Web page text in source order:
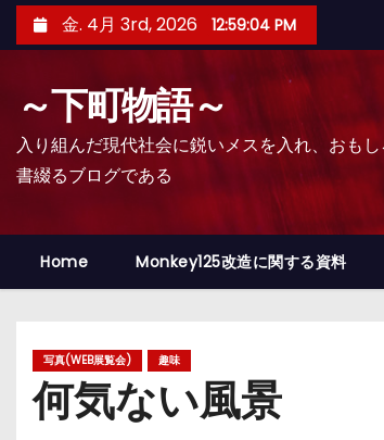
ン
プ
金. 4月 3rd, 2026 12:59:05 PM
～下町物語～
入り組んだ現代社会に鋭いメスを入れ、おもし
書綴るブログである
Home Monkey125改造に関する資料
写真(WEB展覧会) 趣味
何気ない風景